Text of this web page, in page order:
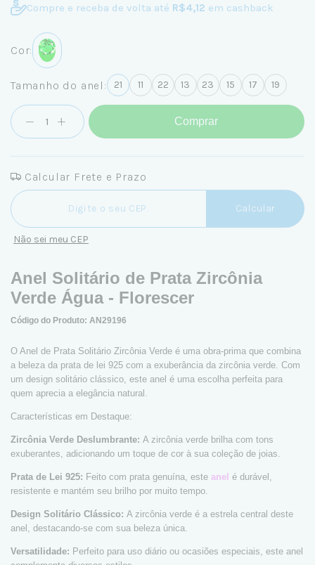
Compre e receba de volta até R$4,12 em cashback
Cor:
Tamanho do anel: 21 11 22 13 23 15 17 19
Comprar
Calcular Frete e Prazo
Entregas para o CEP:
Calcular
Não sei meu CEP
Anel Solitário de Prata Zircônia
Verde Água - Florescer
Código do Produto: AN29196
O Anel de Prata Solitário Zircônia Verde é uma obra-prima que combina
a beleza da prata de lei 925 com a exuberância da zircônia verde. Com
um design solitário clássico, este anel é uma escolha perfeita para
quem aprecia a elegância natural.
Características em Destaque:
Zircônia Verde Deslumbrante: A zircônia verde brilha com tons
exuberantes, adicionando um toque de cor à sua coleção de joias.
Prata de Lei 925: Feito com prata genuína, este anel é durável,
resistente e mantém seu brilho por muito tempo.
Design Solitário Clássico: A zircônia verde é a estrela central deste
anel, destacando-se com sua beleza única.
Versatilidade: Perfeito para uso diário ou ocasiões especiais, este anel